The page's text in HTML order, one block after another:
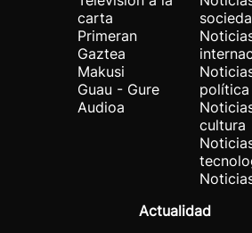
carta
Primeran
Gaztea
Makusi
Guau - Gure
Audioa
política
cultura
Actualidad